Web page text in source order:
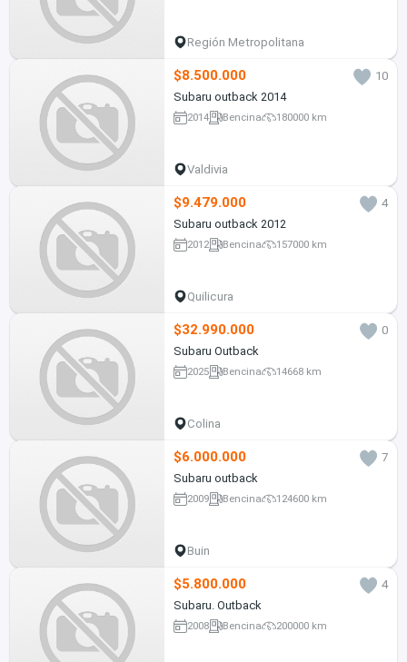
Región Metropolitana
$8.500.000
10
Subaru outback 2014
2014 Bencina 180000 km
Valdivia
$9.479.000
4
Subaru outback 2012
2012 Bencina 157000 km
Quilicura
$32.990.000
0
Subaru Outback
2025 Bencina 14668 km
Colina
$6.000.000
7
Subaru outback
2009 Bencina 124600 km
Buin
$5.800.000
4
Subaru. Outback
2008 Bencina 200000 km